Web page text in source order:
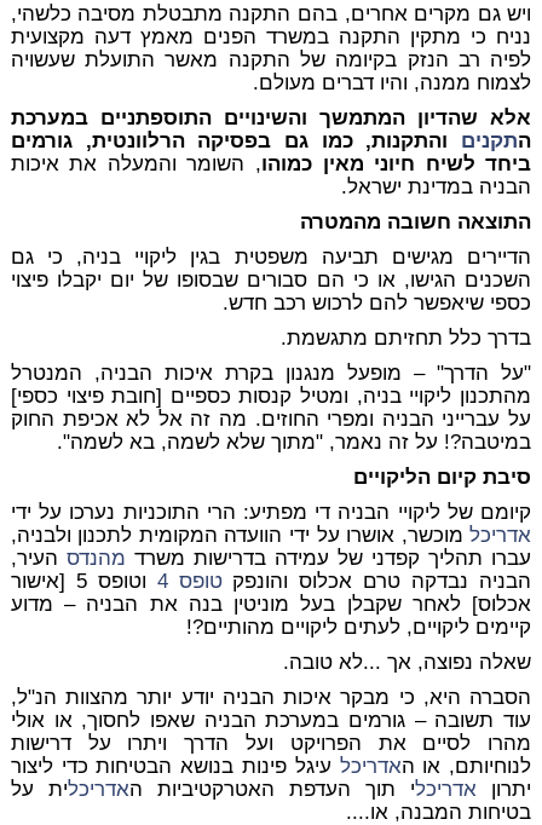
ויש גם מקרים אחרים, בהם התקנה מתבטלת מסיבה כלשהי,
נניח כי מתקין התקנה במשרד הפנים מאמץ דעה מקצועית
לפיה רב הנזק בקיומה של התקנה מאשר התועלת שעשויה
לצמוח ממנה, והיו דברים מעולם.
אלא שהדיון המתמשך והשינויים התוספתניים במערכת
התקנים והתקנות, כמו גם בפסיקה הרלוונטית, גורמים
ביחד לשיח חיוני מאין כמוהו, השומר והמעלה את איכות
הבניה במדינת ישראל.
התוצאה חשובה מהמטרה
הדיירים מגישים תביעה משפטית בגין ליקויי בניה, כי גם
השכנים הגישו, או כי הם סבורים שבסופו של יום יקבלו פיצוי
כספי שיאפשר להם לרכוש רכב חדש.
בדרך כלל תחזיתם מתגשמת.
"על הדרך" – מופעל מנגנון בקרת איכות הבניה, המנטרל
מהתכנון ליקויי בניה, ומטיל קנסות כספיים [חובת פיצוי כספי]
על עברייני הבניה ומפרי החוזים. מה זה אל לא אכיפת החוק
במיטבה?! על זה נאמר, "מתוך שלא לשמה, בא לשמה".
סיבת קיום הליקויים
קיומם של ליקויי הבניה די מפתיע: הרי התוכניות נערכו על ידי
אדריכלמוכשר, אושרו על ידי הוועדה המקומית לתכנון ולבניה,
עברו תהליך קפדני של עמידה בדרישות משרד מהנדס העיר,
הבניה נבדקה טרם אכלוס והונפקטופס 4
וטופס 5 [אישור
אכלוס] לאחר שקבלן בעל מוניטין בנה את הבניה – מדוע
קיימים ליקויים, לעתים ליקויים מהותיים?!
שאלה נפוצה, אך ...לא טובה.
הסברה היא, כי מבקר איכות הבניה יודע יותר מהצוות הנ"ל,
עוד תשובה – גורמים במערכת הבניה שאפו לחסוך, או אולי
מהרו לסיים את הפרויקט ועל הדרך ויתרו על דרישות
לנוחיותם, או האדריכל עיגל פינות בנושא הבטיחות כדי ליצור
יתרון אדריכלי תוך העדפת האטרקטיביות האדריכלית על
בטיחות המבנה, או....